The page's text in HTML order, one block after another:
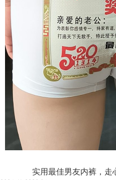
实用最佳男友内裤，